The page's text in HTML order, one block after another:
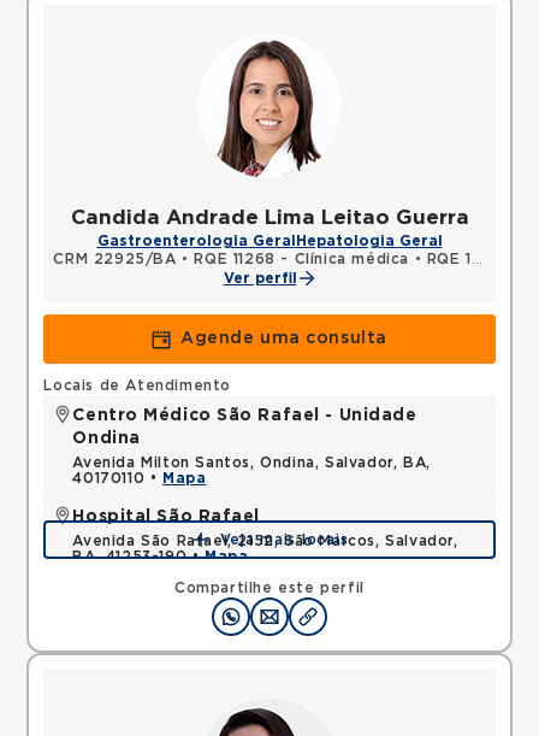
Candida Andrade Lima Leitao Guerra
Gastroenterologia Geral Hepatologia Geral
CRM 22925/BA • RQE 11268 - Clínica médica •
RQE 13283 - Gastroenterologia
Ver perfil
Agende uma consulta
Compartilhe este perfil
Locais de Atendimento
Centro Médico São Rafael - Unidade
Ondina
Avenida Milton Santos, Ondina, Salvador, BA,
40170110 •
Mapa
Hospital São Rafael
Avenida São Rafael, 2152, São Marcos, Salvador,
BA, 41253-190 •Mapa
Veja mais locais